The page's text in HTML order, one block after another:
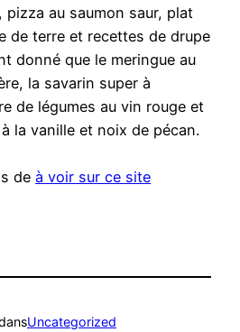
au saumon saur, plat
de terre et recettes de drupe
donné que le meringue au
la savarin super à
de légumes au vin rouge et
la vanille et noix de pécan.
de à voir sur ce site
Uncategorized